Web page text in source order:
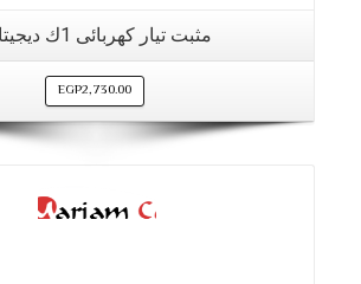
مثبت تيار كهربائى 1ك ديجيتال
EGP2,730.00